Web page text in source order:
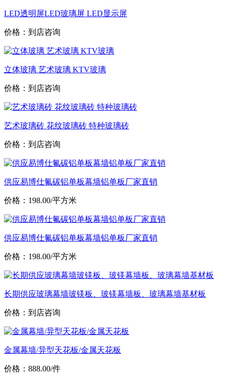
LED透明屏LED玻璃屏 LED显示屏
价格：到店咨询
立体玻璃 艺术玻璃 KTV玻璃
价格：到店咨询
艺术玻璃砖 花纹玻璃砖 特种玻璃砖
价格：到店咨询
供应易博仕氟碳铝单板幕墙铝单板厂家直销
价格：198.00/平方米
供应易博仕氟碳铝单板幕墙铝单板厂家直销
价格：198.00/平方米
长期供应玻璃幕墙玻镁板、玻镁幕墙板、玻璃幕墙基材板
价格：到店咨询
金属幕墙/异型天花板/金属天花板
价格：888.00/件